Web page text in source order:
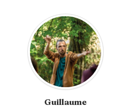
Guillaume